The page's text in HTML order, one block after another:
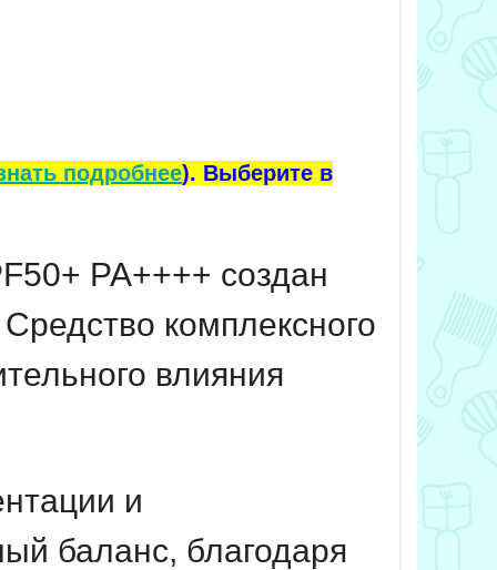
подробнее). Выберите в
PA++++ создан
комплексного
влияния
и
баланс, благодаря